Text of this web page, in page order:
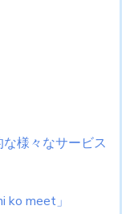
様々なサービス
ko meet」